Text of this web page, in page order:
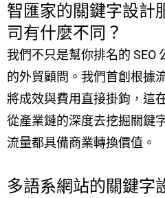
智匯家的關鍵字設計
司有什麼不同？
我們不只是幫你排名的 SEO
的外貿顧問。我們首創根據
將成效與費用直接掛鉤，這
從產業鏈的深度去挖掘關鍵
流量都具備商業轉換價值。
多語系網站的關鍵字